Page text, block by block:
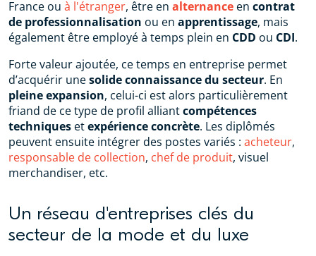
France ou à l'étranger, être en alternance en contrat
de professionnalisation ou en apprentissage, mais
également être employé à temps plein en CDD ou CDI.
Forte valeur ajoutée, ce temps en entreprise permet
d’acquérir unesolide connaissance du secteur. En
pleine expansion, celui-ci est alors particulièrement
friand de ce type de profil alliantcompétences
techniques etexpérience concrète. Les diplômés
peuvent ensuite intégrer des postes variés : acheteur,
responsable de collection, chef de produit, visuel
merchandiser, etc.
Un réseau d'entreprises clés du
secteur de la mode et du luxe